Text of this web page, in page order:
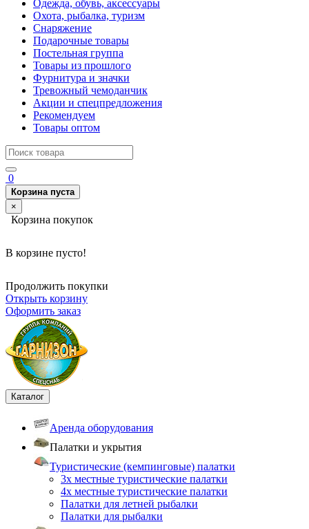
Одежда, обувь, аксессуары
Охота, рыбалка, туризм
Снаряжение
Подарочные товары
Постельная группа
Товары из прошлого
Фурнитура и значки
Тревожный чемоданчик
Акции и спецпредложения
Рекомендуем
Товары оптом
0
Корзина пуста
×
Корзина покупок
В корзине пусто!
Продолжить покупки
Открыть корзину
Оформить заказ
Каталог
Аренда оборудования
Палатки и укрытия
Туристические (кемпинговые) палатки
3х местные туристические палатки
4х местные туристические палатки
Палатки для летней рыбалки
Палатки для рыбалки